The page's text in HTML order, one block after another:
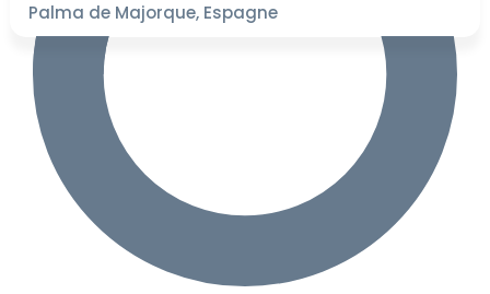
Palma de Majorque, Espagne